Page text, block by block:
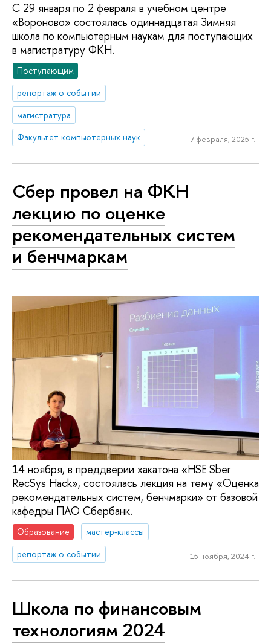
С 29 января по 2 февраля в учебном центре
«Вороново» состоялась одиннадцатая Зимняя
школа по компьютерным наукам для поступающих
в магистратуру ФКН.
Поступающим
репортаж о событии
магистратура
Факультет компьютерных наук
7 февраля, 2025 г.
Сбер провел на ФКН
лекцию по оценке
рекомендательных систем
и бенчмаркам
14 ноября, в преддверии хакатона «HSE Sber
RecSys Hack», состоялась лекция на тему «Оценка
рекомендательных систем, бенчмарки» от базовой
кафедры ПАО Сбербанк.
Образование
мастер-классы
репортаж о событии
15 ноября, 2024 г.
Школа по финансовым
технологиям 2024